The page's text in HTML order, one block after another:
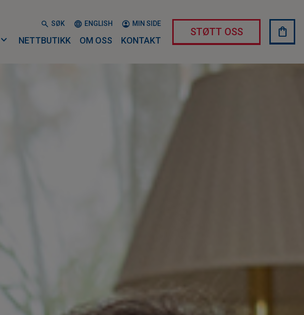
SØK ENGLISH MIN SIDE
expand_more NETTBUTIKK OM OSS KONTAKT
STØTT OSS shopping_bag